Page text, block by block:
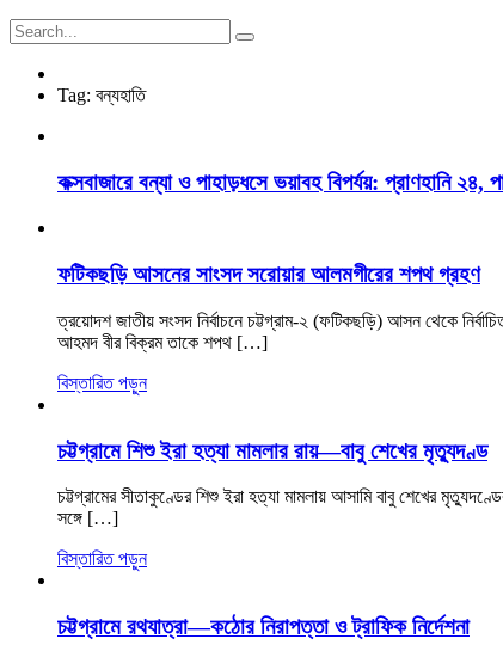
Tag: বন্যহাতি
কক্সবাজারে বন্যা ও পাহাড়ধসে ভয়াবহ বিপর্যয়: প্রাণহানি ২৪,
ফটিকছড়ি আসনের সাংসদ সরোয়ার আলমগীরের শপথ গ্রহণ
ত্রয়োদশ জাতীয় সংসদ নির্বাচনে চট্টগ্রাম-২ (ফটিকছড়ি) আসন থেকে
আহমদ বীর বিক্রম তাকে শপথ […]
বিস্তারিত পড়ুন
চট্টগ্রামে শিশু ইরা হত্যা মামলার রায়—বাবু শেখের মৃত্যুদণ্ড
চট্টগ্রামের সীতাকুণ্ডের শিশু ইরা হত্যা মামলায় আসামি বাবু শেখের
সঙ্গে […]
বিস্তারিত পড়ুন
চট্টগ্রামে রথযাত্রা—কঠোর নিরাপত্তা ও ট্রাফিক নির্দেশনা